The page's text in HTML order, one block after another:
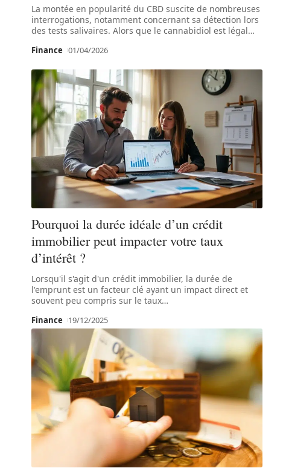
La montée en popularité du CBD suscite de nombreuses
interrogations, notamment concernant sa détection lors
des tests salivaires. Alors que le cannabidiol est légal…
Finance 01/04/2026
Pourquoi la durée idéale d’un crédit
immobilier peut impacter votre taux
d’intérêt ?
Lorsqu'il s'agit d'un crédit immobilier, la durée de
l'emprunt est un facteur clé ayant un impact direct et
souvent peu compris sur le taux…
Finance 19/12/2025